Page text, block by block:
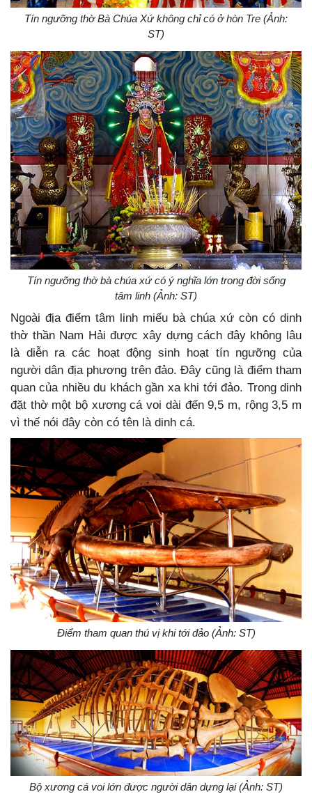
Tín ngưỡng thờ Bà Chúa Xứ không chỉ có ở hòn Tre (Ảnh:
ST)
Tín ngưỡng thờ bà chúa xứ có ý nghĩa lớn trong đời sống
tâm linh (Ảnh: ST)
Ngoài địa điểm tâm linh miếu bà chúa xứ còn có dinh
thờ thần Nam Hải được xây dựng cách đây không lâu
là diễn ra các hoạt động sinh hoạt tín ngưỡng của
người dân địa phương trên đảo. Đây cũng là điểm tham
quan của nhiều du khách gần xa khi tới đảo. Trong dinh
đặt thờ một bộ xương cá voi dài đến 9,5 m, rộng 3,5 m
vì thế nói đây còn có tên là dinh cá.
Điểm tham quan thú vị khi tới đảo (Ảnh: ST)
Bộ xương cá voi lớn được người dân dựng lại (Ảnh: ST)